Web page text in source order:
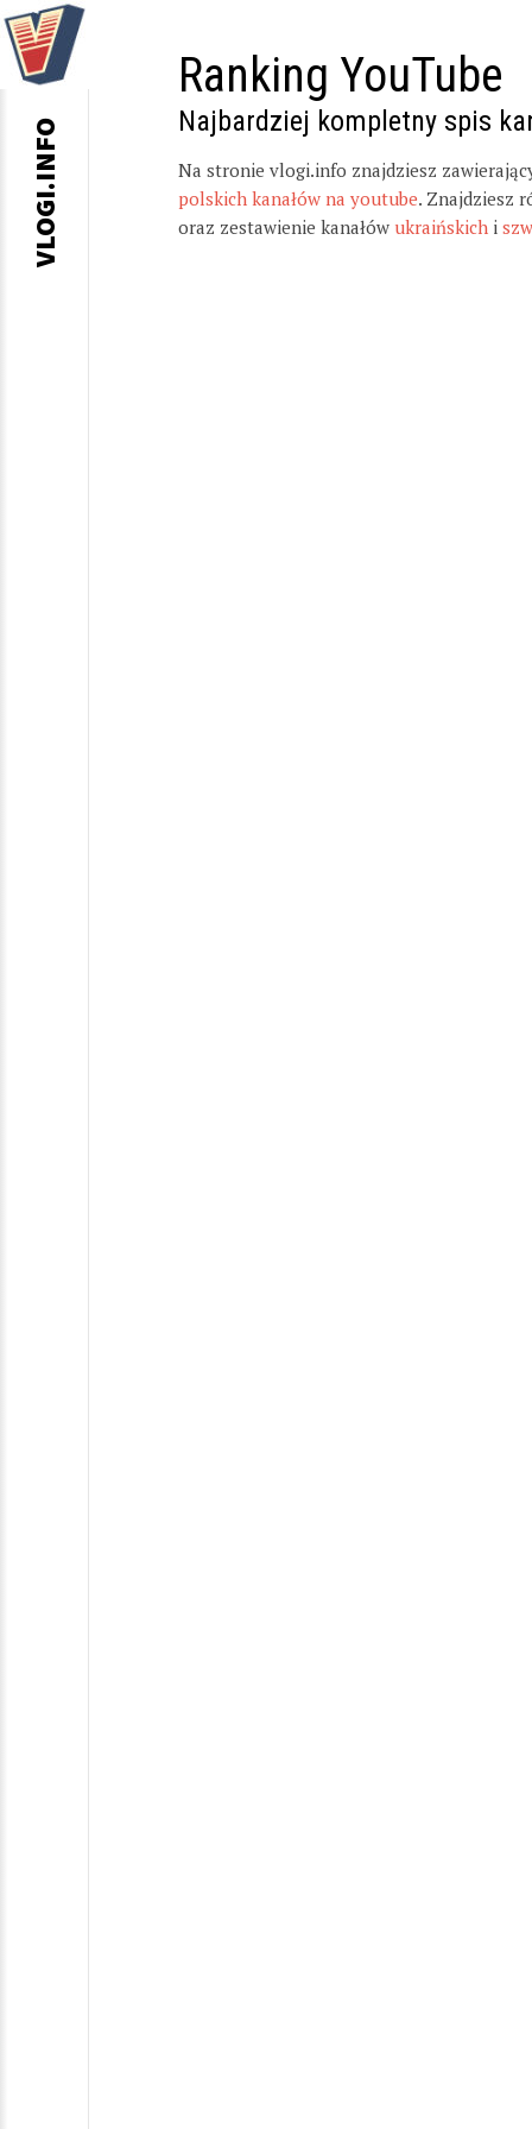
Ranking YouTube
Najbardziej kompletny spis
Na stronie vlogi.info znajdziesz
polskich kanałów na youtube. Znajdziesz
oraz zestawienie kanałów ukraińskich i
VLOGI.INFO